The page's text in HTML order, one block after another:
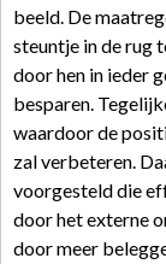
beeld. De
steuntje in de rug
door hen in ieder
besparen.
waardoor de
zal verbeteren.
voorgesteld die
door het externe
door meer